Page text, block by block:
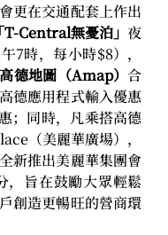
更在交通配套上作出
T-Central無憂泊」夜
7時，每小時$8），
高德地圖（Amap）合
德應用程式輸入優惠
；同時，凡乘搭高德
（美麗華廣場），
新推出美麗華集團會
，旨在鼓勵大眾輕鬆
創造更暢旺的營商環